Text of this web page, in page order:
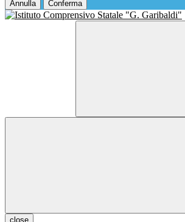
Annulla Conferma
close